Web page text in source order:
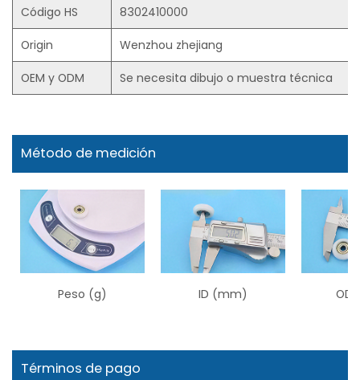
Código HS 8302410000
Origin Wenzhou zhejiang
OEM y ODM Se necesita dibujo o muestra técnica
Método de medición
Peso (g) ID (mm) OD
Términos de pago